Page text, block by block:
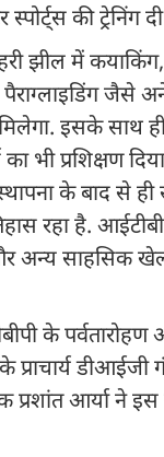
की ट्रेनिंग
झील में कयाकिंग,
जैसे
मिलेगा. इसके साथ
भी प्रशिक्षण
के बाद से
रहा है.
अन्य साहसिक
के
डीआईजी
प्रशांत आर्या ने